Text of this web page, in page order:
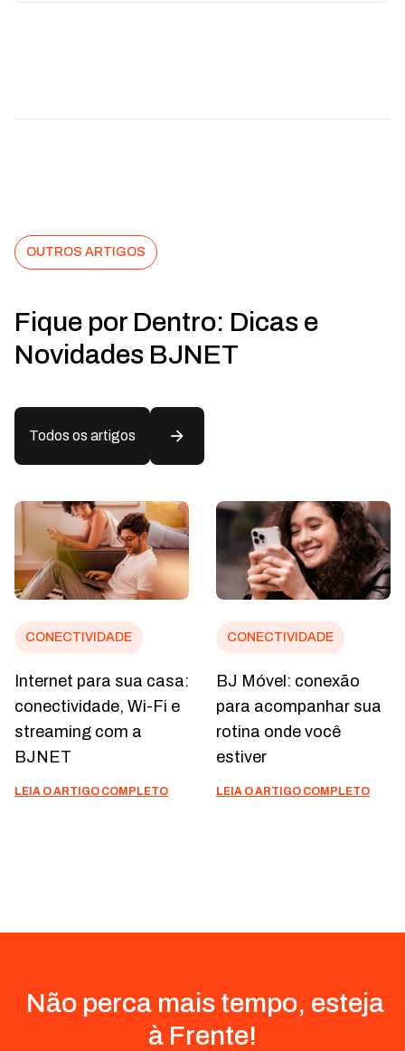
OUTROS ARTIGOS
Fique por Dentro: Dicas e
Novidades BJNET
Todos os artigos
CONECTIVIDADE
Internet para sua casa:
conectividade, Wi-Fi e
streaming com a
BJNET
LEIA O ARTIGO COMPLETO
CONECTIVIDADE
BJ Móvel: conexão
para acompanhar sua
rotina onde você
estiver
LEIA O ARTIGO COMPLETO
Não perca mais tempo, esteja
à Frente!